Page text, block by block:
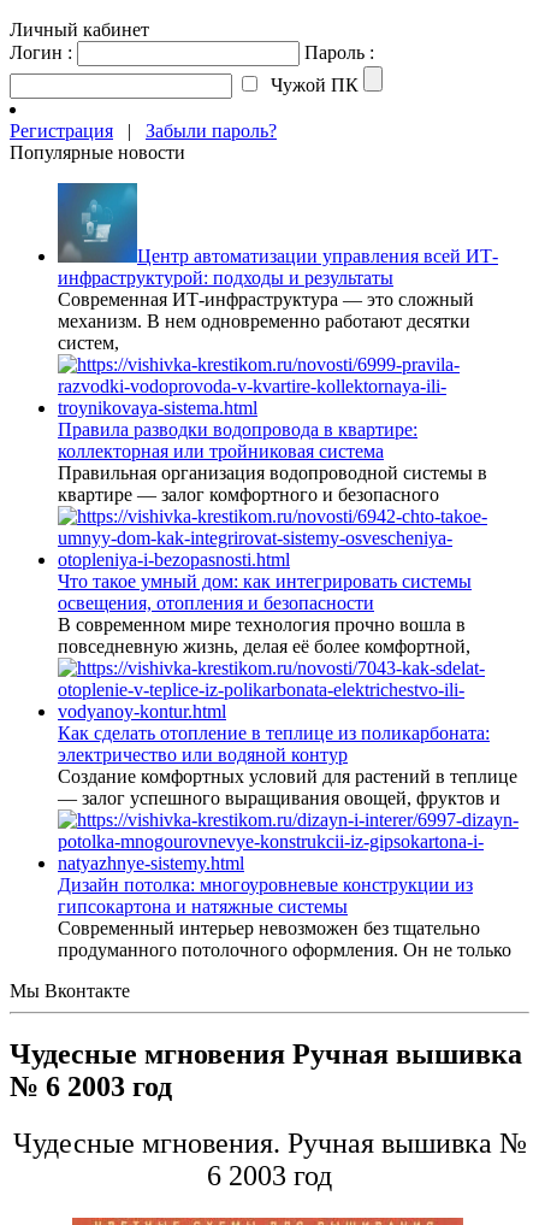
Личный кабинет
Логин :
Пароль :
Чужой ПК
Регистрация | Забыли пароль?
Популярные новости
Центр автоматизации управления всей ИТ-
инфраструктурой: подходы и результаты
Современная ИТ-инфраструктура — это сложный
механизм. В нем одновременно работают десятки
систем,
Правила разводки водопровода в квартире:
коллекторная или тройниковая система
Правильная организация водопроводной системы в
квартире — залог комфортного и безопасного
Что такое умный дом: как интегрировать системы
освещения, отопления и безопасности
В современном мире технология прочно вошла в
повседневную жизнь, делая её более комфортной,
Как сделать отопление в теплице из поликарбоната:
электричество или водяной контур
Создание комфортных условий для растений в теплице
— залог успешного выращивания овощей, фруктов и
Дизайн потолка: многоуровневые конструкции из
гипсокартона и натяжные системы
Современный интерьер невозможен без тщательно
продуманного потолочного оформления. Он не только
Мы Вконтакте
Чудесные мгновения Ручная вышивка
№ 6 2003 год
Чудесные мгновения. Ручная вышивка №
6 2003 год